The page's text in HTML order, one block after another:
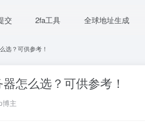
交 2fa工具 全球地址生成
选？可供参考！
怎么选？可供参考！
博主